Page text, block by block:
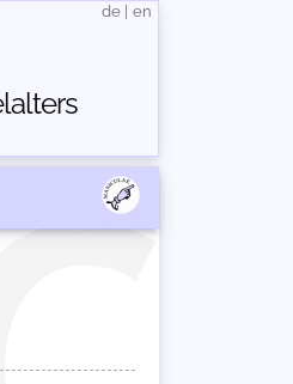
de en